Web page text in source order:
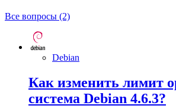
Все вопросы (2)
Debian
Как изменить лимит
система Debian 4.6.3?